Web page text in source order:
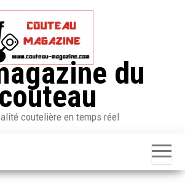
du
couteau
coutelière en temps réel